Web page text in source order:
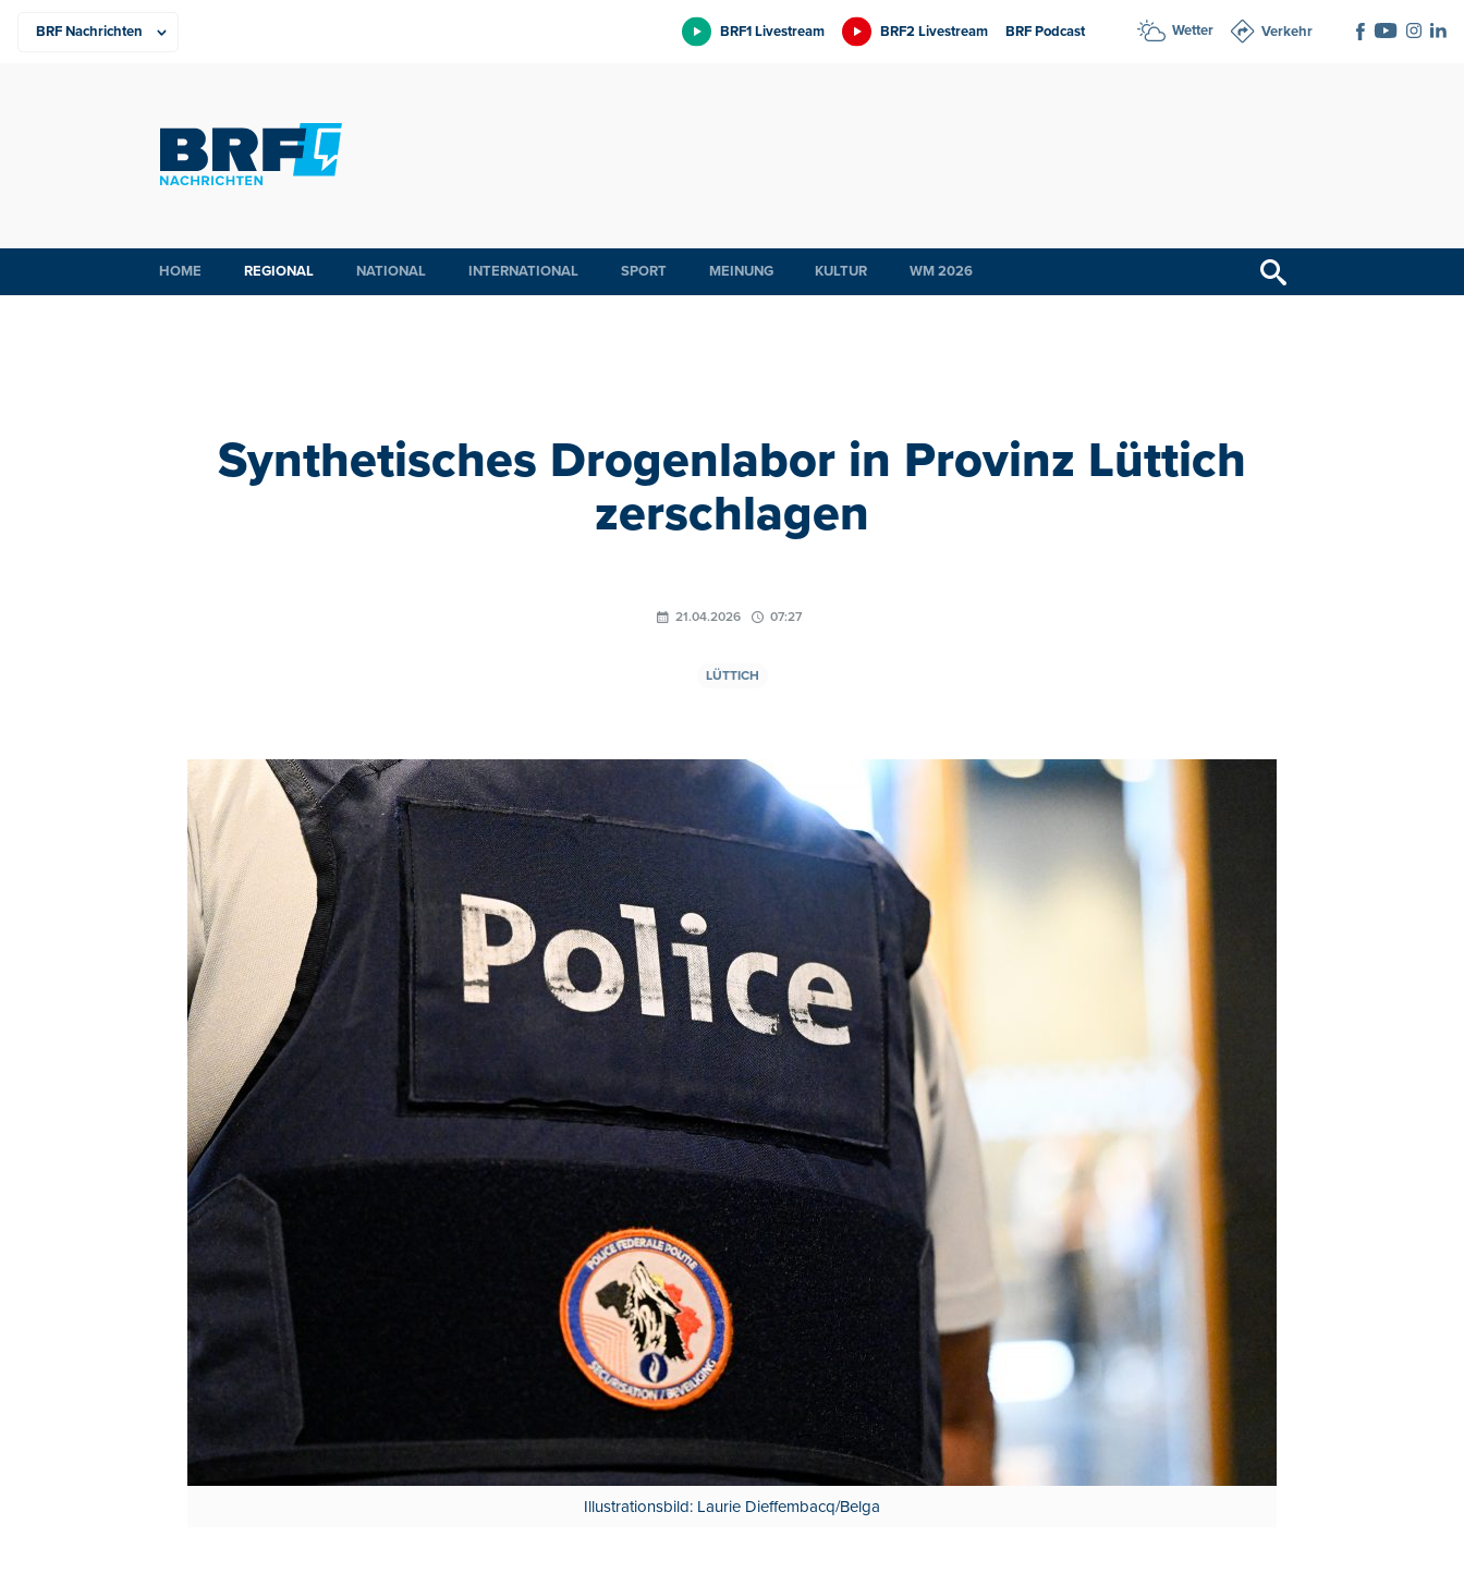
BRF1 Livestream BRF2 Livestream BRF Podcast Wetter Verkehr
HOME REGIONAL NATIONAL INTERNATIONAL SPORT MEINUNG KULTUR WM 2026
Synthetisches Drogenlabor in Provinz Lüttich
zerschlagen
21.04.2026 07:27
LÜTTICH
Illustrationsbild: Laurie Dieffembacq/Belga